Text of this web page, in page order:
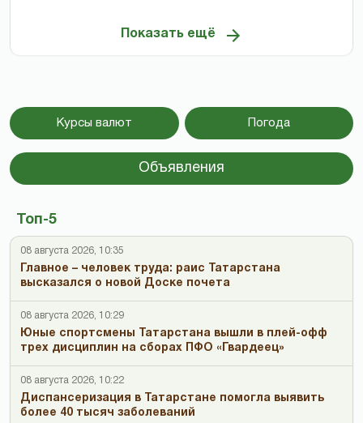
Показать ещё
Курсы валют Погода
Объявления
Топ-5
08 августа 2026, 10:35
Главное – человек труда: раис Татарстана
высказался о новой Доске почета
08 августа 2026, 10:29
Юные спортсмены Татарстана вышли в плей-офф
трех дисциплин на сборах ПФО «Гвардеец»
08 августа 2026, 10:22
Диспансеризация в Татарстане помогла выявить
более 40 тысяч заболеваний